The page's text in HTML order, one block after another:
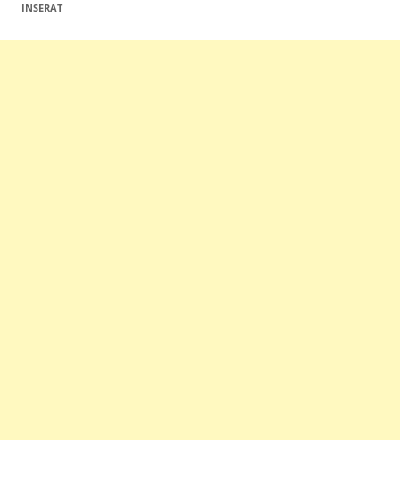
INSERAT